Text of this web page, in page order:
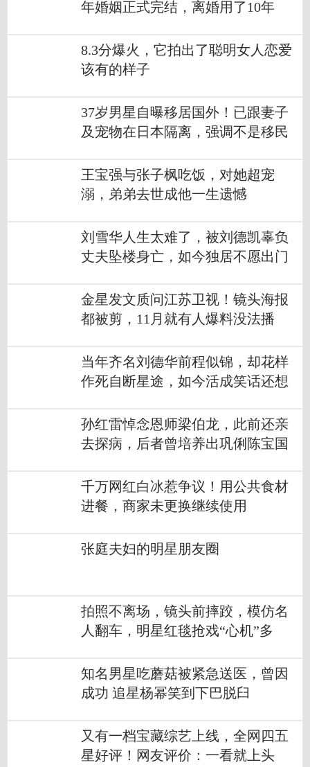
年婚姻正式完结，离婚用了10年
8.3分爆火，它拍出了聪明女人恋爱
该有的样子
37岁男星自曝移居国外！已跟妻子
及宠物在日本隔离，强调不是移民
王宝强与张子枫吃饭，对她超宠
溺，弟弟去世成他一生遗憾
刘雪华人生太难了，被刘德凯辜负
丈夫坠楼身亡，如今独居不愿出门
金星发文质问江苏卫视！镜头海报
都被剪，11月就有人爆料没法播
当年齐名刘德华前程似锦，却花样
作死自断星途，如今活成笑话还想
孙红雷悼念恩师梁伯龙，此前还亲
去探病，后者曾培养出巩俐陈宝国
千万网红白冰惹争议！用公共食材
进餐，商家未更换继续使用
张庭夫妇的明星朋友圈
拍照不离场，镜头前摔跤，模仿名
人翻车，明星红毯抢戏“心机”多
知名男星吃蘑菇被紧急送医，曾因
成功 追星杨幂笑到下巴脱臼
又有一档宝藏综艺上线，全网四五
星好评！网友评价：一看就上头